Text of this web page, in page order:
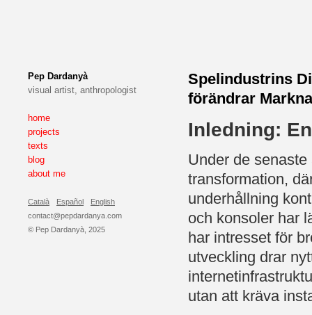
Pep Dardanyà
visual artist, anthropologist
home
projects
texts
blog
about me
Català Español
English
contact@pepdardanya.com
© Pep Dardanyà, 2025
Spelindustrins
förändrar
Inledning:
Under de
transformation,
underhållning
och konsoler har
har intresset för
utveckling drar
utan att kräva